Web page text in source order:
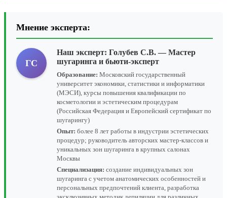
Мнение эксперта:
ГС
Наш эксперт: Голубев С.В. — Мастер
шугаринга и бьюти-эксперт
Образование: Московский государственный
университет экономики, статистики и информатики
(МЭСИ), курсы повышения квалификации по
косметологии и эстетическим процедурам
(Российская Федерация и Европейский сертификат по
шугарингу)
Опыт: более 8 лет работы в индустрии эстетических
процедур; руководитель авторских мастер-классов и
уникальных зон шугаринга в крупных салонах
Москвы
Специализация: создание индивидуальных зон
шугаринга с учетом анатомических особенностей и
персональных предпочтений клиента, разработка